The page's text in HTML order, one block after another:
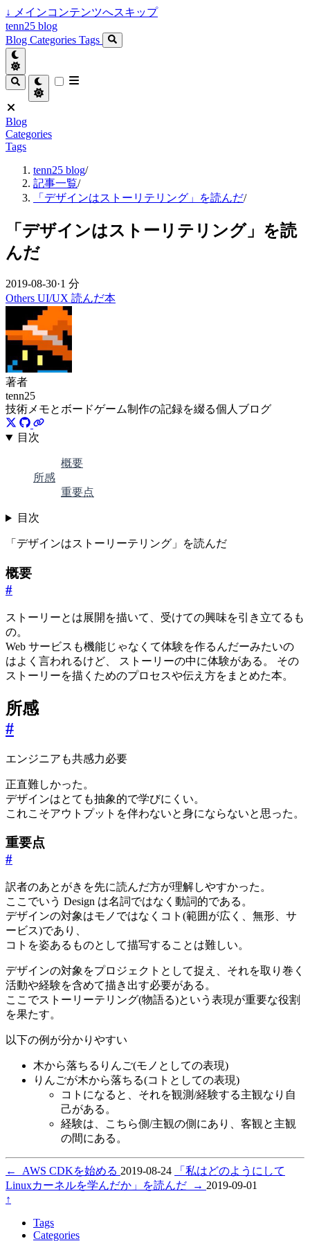
↓ メインコンテンツへスキップ
tenn25 blog
Blog Categories Tags
Blog
Categories
Tags
tenn25 blog/
記事一覧/
「デザインはストーリテリング」を読んだ/
「デザインはストーリテリング」を読
んだ
2019-08-30·1 分
Others UI/UX 読んだ本
著者
tenn25
技術メモとボードゲーム制作の記録を綴る個人ブログ
目次
概要
所感
重要点
目次
「デザインはストーリーテリング」を読んだ
概要
#
ストーリーとは展開を描いて、受けての興味を引き立てるも
の。
Web サービスも機能じゃなくて体験を作るんだーみたいの
はよく言われるけど、 ストーリーの中に体験がある。 その
ストーリーを描くためのプロセスや伝え方をまとめた本。
所感
#
エンジニアも共感力必要
正直難しかった。
デザインはとても抽象的で学びにくい。
これこそアウトプットを伴わないと身にならないと思った。
重要点
#
訳者のあとがきを先に読んだ方が理解しやすかった。
ここでいう Design は名詞ではなく動詞的である。
デザインの対象はモノではなくコト(範囲が広く、無形、サ
ービス)であり、
コトを姿あるものとして描写することは難しい。
デザインの対象をプロジェクトとして捉え、それを取り巻く
活動や経験を含めて描き出す必要がある。
ここでストーリーテリング(物語る)という表現が重要な役割
を果たす。
以下の例が分かりやすい
木から落ちるりんご(モノとしての表現)
りんごが木から落ちる(コトとしての表現)
コトになると、それを観測/経験する主観なり自
己がある。
経験は、こちら側/主観の側にあり、客観と主観
の間にある。
← AWS CDKを始める 2019-08-24
「私はどのようにして
Linuxカーネルを学んだか」を読んだ
→ 2019-09-01
↑
Tags
Categories